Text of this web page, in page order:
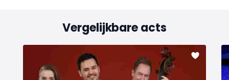
Vergelijkbare acts